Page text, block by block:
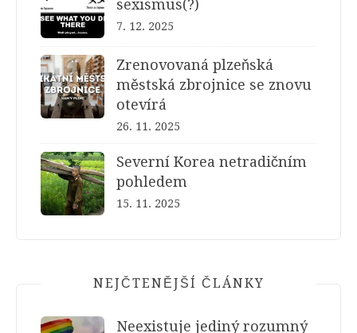
sexismus(?)
7. 12. 2025
Zrenovovaná plzeňská
městská zbrojnice se znovu
otevírá
26. 11. 2025
Severní Korea netradičním
pohledem
15. 11. 2025
NEJČTENĚJŠÍ ČLÁNKY
Neexistuje jediný rozumný